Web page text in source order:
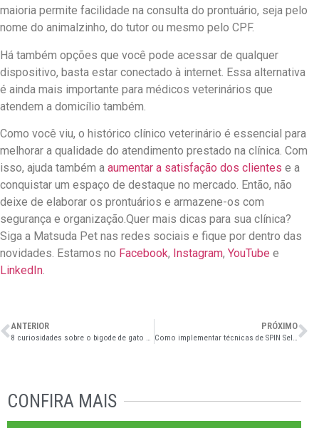
maioria permite facilidade na consulta do prontuário, seja pelo
nome do animalzinho, do tutor ou mesmo pelo CPF.
Há também opções que você pode acessar de qualquer
dispositivo, basta estar conectado à internet. Essa alternativa
é ainda mais importante para médicos veterinários que
atendem a domicílio também.
Como você viu, o histórico clínico veterinário é essencial para
melhorar a qualidade do atendimento prestado na clínica. Com
isso, ajuda também a aumentar a satisfação dos clientes e a
conquistar um espaço de destaque no mercado. Então, não
deixe de elaborar os prontuários e armazene-os com
segurança e organização.Quer mais dicas para sua clínica?
Siga a Matsuda Pet nas redes sociais e fique por dentro das
novidades. Estamos no Facebook, Instagram, YouTube e
LinkedIn.
ANTERIOR
8 curiosidades sobre o bigode de gato que você provavelmente não sabia
PRÓXIMO
Como implementar técnicas de SPIN Selling nas vendas da sua distribuidora pet?
CONFIRA MAIS